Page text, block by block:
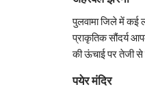
पुलवामा जिले में कई
प्राकृतिक सौंदर्य
की ऊंचाई पर तेजी से
पयेर मंदिर